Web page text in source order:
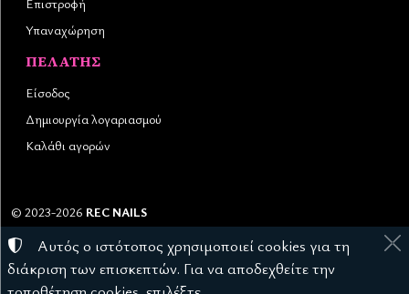
Υπαναχώρηση
ΠΕΛΆΤΗΣ
Είσοδος
Δημιουργία λογαριασμού
Καλάθι αγορών
© 2023-2026 REC NAILS
Αριθμός ΓΕΜΗ:145976403000
Όροι χρήσης • Πολιτική απορρήτου •Πολιτική cookies
Ρυθμίσεις cookies
Αυτός ο ιστότοπος χρησιμοποιεί cookies για τη
διάκριση των επισκεπτών. Για να αποδεχθείτε την